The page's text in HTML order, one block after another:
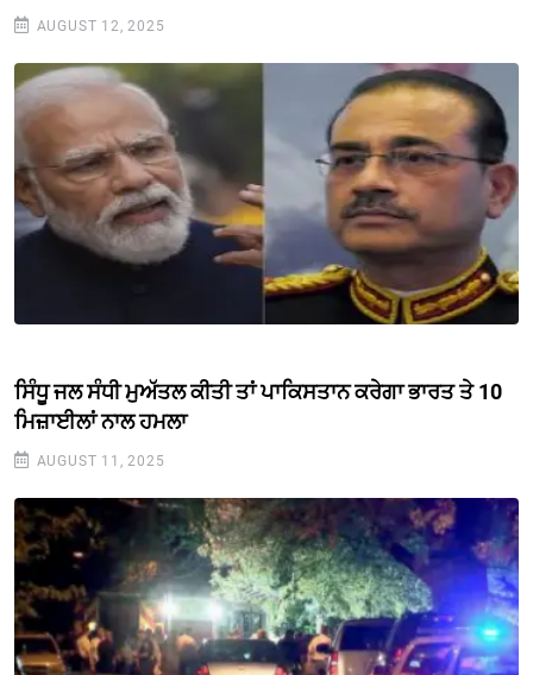
AUGUST 12, 2025
ਸਿੰਧੂ ਜਲ ਸੰਧੀ ਮੁਅੱਤਲ ਕੀਤੀ ਤਾਂ ਪਾਕਿਸਤਾਨ ਕਰੇਗਾ ਭਾਰਤ ਤੇ 10
ਮਿਜ਼ਾਈਲਾਂ ਨਾਲ ਹਮਲਾ
AUGUST 11, 2025